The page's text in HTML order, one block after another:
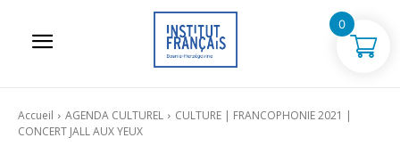
Accueil AGENDA CULTUREL
CULTURE | FRANCOPHONIE 2021 |
CONCERT JALL AUX YEUX
0